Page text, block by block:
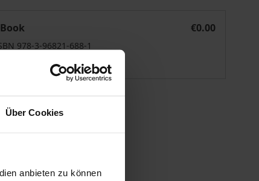
Über Cookies
anbieten zu können
€0.00
978-3-96821-688-1